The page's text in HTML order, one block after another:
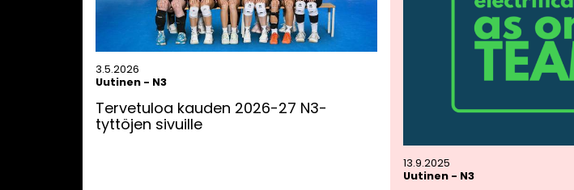
3.5.2026
Uutinen - N3
Tervetuloa kauden 2026-27 N3-
tyttöjen sivuille
13.9.2025
Uutinen - N3